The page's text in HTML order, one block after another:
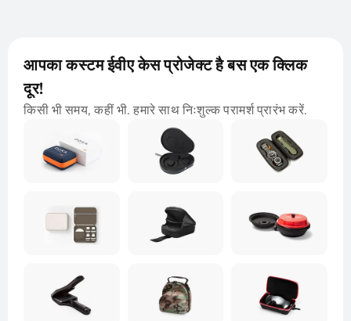
आपका कस्टम ईवीए केस प्रोजेक्ट है बस एक क्लिक
दूर!
किसी भी समय, कहीं भी. हमारे साथ निःशुल्क परामर्श प्रारंभ करें.